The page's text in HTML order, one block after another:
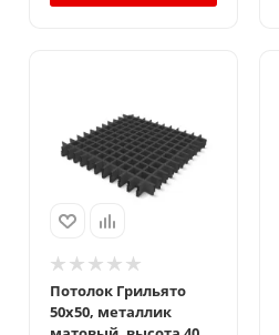
Потолок Грильято
50x50, металлик